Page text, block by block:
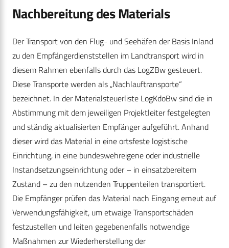
Nachbereitung des Materials
Der Transport von den Flug- und Seehäfen der Basis Inland
zu den Empfängerdienststellen im Landtransport wird in
diesem Rahmen ebenfalls durch das LogZBw gesteuert.
Diese Transporte werden als „Nachlauftransporte“
bezeichnet. In der Materialsteuerliste LogKdoBw sind die in
Abstimmung mit dem jeweiligen Projektleiter festgelegten
und ständig aktualisierten Empfänger aufgeführt. Anhand
dieser wird das Material in eine ortsfeste logistische
Einrichtung, in eine bundeswehreigene oder industrielle
Instandsetzungseinrichtung oder – in einsatzbereitem
Zustand – zu den nutzenden Truppenteilen transportiert.
Die Empfänger prüfen das Material nach Eingang erneut auf
Verwendungsfähigkeit, um etwaige Transportschäden
festzustellen und leiten gegebenenfalls notwendige
Maßnahmen zur Wiederherstellung der